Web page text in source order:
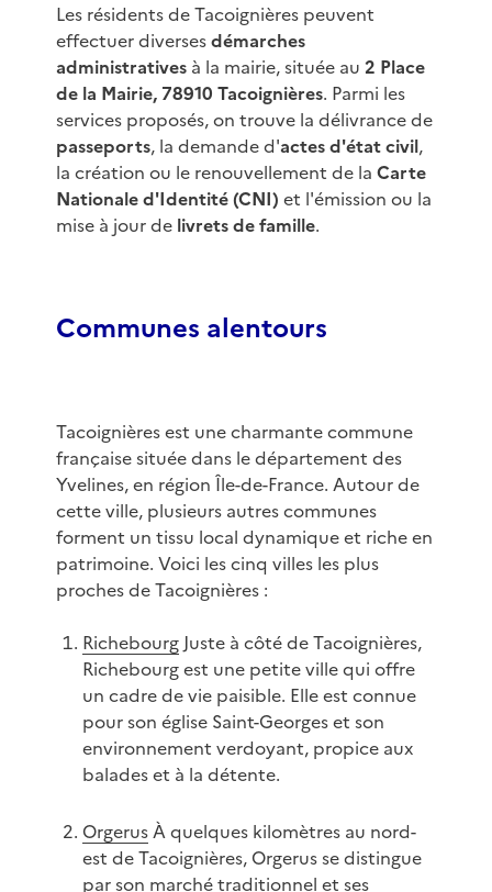
Les résidents de Tacoignières peuvent
effectuer diversesdémarches
administrativesà la mairie, située au 2 Place
de la Mairie, 78910 Tacoignières. Parmi les
services proposés, on trouve la délivrance de
passeports, la demande d'actes d'état civil,
la création ou le renouvellement de la Carte
Nationale d'Identité (CNI) et l'émission ou la
mise à jour de livrets de famille.
Communes alentours
Tacoignières est une charmante commune
française située dans le département des
Yvelines, en région Île-de-France. Autour de
cette ville, plusieurs autres communes
forment un tissu local dynamique et riche en
patrimoine. Voici les cinq villes les plus
proches de Tacoignières :
RichebourgJuste à côté de Tacoignières,
Richebourg est une petite ville qui offre
un cadre de vie paisible. Elle est connue
pour son église Saint-Georges et son
environnement verdoyant, propice aux
balades et à la détente.
OrgerusÀ quelques kilomètres au nord-
est de Tacoignières, Orgerus se distingue
par son marché traditionnel et ses